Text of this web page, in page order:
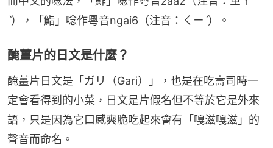
ˋ），「鮨」唸作粵音ngai6（注音：ㄑㄧˊ）。
醃薑片的日文是什麼？
醃薑片日文是「ガリ（Gari）」，也是在吃壽司時一
定會看得到的小菜，日文是片假名但不等於它是外來
語，只是因為它口感爽脆吃起來會有「嘎滋嘎滋」的
聲音而命名。